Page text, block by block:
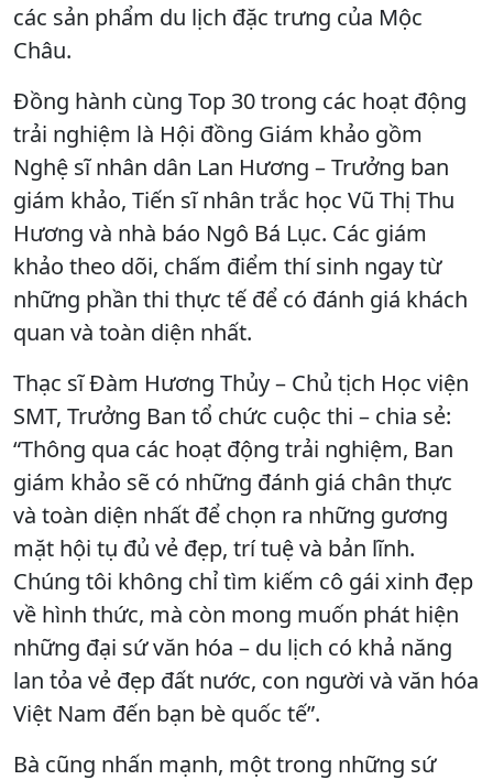
các sản phẩm du lịch đặc trưng của Mộc
Châu.
Đồng hành cùng Top 30 trong các hoạt động
trải nghiệm là Hội đồng Giám khảo gồm
Nghệ sĩ nhân dân Lan Hương – Trưởng ban
giám khảo, Tiến sĩ nhân trắc học Vũ Thị Thu
Hương và nhà báo Ngô Bá Lục. Các giám
khảo theo dõi, chấm điểm thí sinh ngay từ
những phần thi thực tế để có đánh giá khách
quan và toàn diện nhất.
Thạc sĩ Đàm Hương Thủy – Chủ tịch Học viện
SMT, Trưởng Ban tổ chức cuộc thi – chia sẻ:
“Thông qua các hoạt động trải nghiệm, Ban
giám khảo sẽ có những đánh giá chân thực
và toàn diện nhất để chọn ra những gương
mặt hội tụ đủ vẻ đẹp, trí tuệ và bản lĩnh.
Chúng tôi không chỉ tìm kiếm cô gái xinh đẹp
về hình thức, mà còn mong muốn phát hiện
những đại sứ văn hóa – du lịch có khả năng
lan tỏa vẻ đẹp đất nước, con người và văn hóa
Việt Nam đến bạn bè quốc tế”.
Bà cũng nhấn mạnh, một trong những sứ